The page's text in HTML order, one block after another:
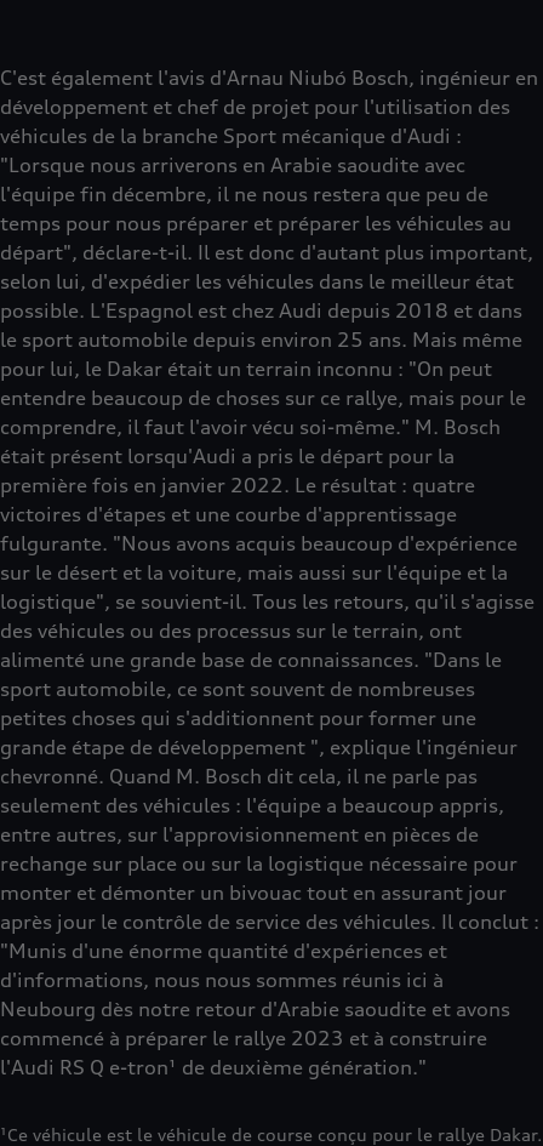
C'est également l'avis d'Arnau Niubó Bosch, ingénieur en
développement et chef de projet pour l'utilisation des
véhicules de la branche Sport mécanique d'Audi :
"Lorsque nous arriverons en Arabie saoudite avec
l'équipe fin décembre, il ne nous restera que peu de
temps pour nous préparer et préparer les véhicules au
départ", déclare-t-il. Il est donc d'autant plus important,
selon lui, d'expédier les véhicules dans le meilleur état
possible. L'Espagnol est chez Audi depuis 2018 et dans
le sport automobile depuis environ 25 ans. Mais même
pour lui, le Dakar était un terrain inconnu : "On peut
entendre beaucoup de choses sur ce rallye, mais pour le
comprendre, il faut l'avoir vécu soi-même." M. Bosch
était présent lorsqu'Audi a pris le départ pour la
première fois en janvier 2022. Le résultat : quatre
victoires d'étapes et une courbe d'apprentissage
fulgurante. "Nous avons acquis beaucoup d'expérience
sur le désert et la voiture, mais aussi sur l'équipe et la
logistique", se souvient-il. Tous les retours, qu'il s'agisse
des véhicules ou des processus sur le terrain, ont
alimenté une grande base de connaissances. "Dans le
sport automobile, ce sont souvent de nombreuses
petites choses qui s'additionnent pour former une
grande étape de développement ", explique l'ingénieur
chevronné. Quand M. Bosch dit cela, il ne parle pas
seulement des véhicules : l'équipe a beaucoup appris,
entre autres, sur l'approvisionnement en pièces de
rechange sur place ou sur la logistique nécessaire pour
monter et démonter un bivouac tout en assurant jour
après jour le contrôle de service des véhicules. Il conclut :
"Munis d'une énorme quantité d'expériences et
d'informations, nous nous sommes réunis ici à
Neubourg dès notre retour d'Arabie saoudite et avons
commencé à préparer le rallye 2023 et à construire
l'Audi RS Q e-tron¹ de deuxième génération."
¹Ce véhicule est le véhicule de course conçu pour le rallye Dakar.